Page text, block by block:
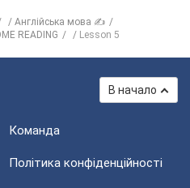
Англійська мова ✍
READING Lesson 5
В начало
Команда
Політика конфіденційності